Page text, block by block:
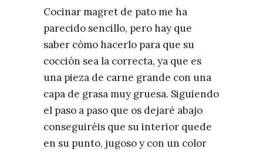
Cocinar magret de pato me ha
parecido sencillo, pero hay que
saber cómo hacerlo para que su
cocción sea la correcta, ya que es
una pieza de carne grande con una
capa de grasa muy gruesa. Siguiendo
el paso a paso que os dejaré abajo
conseguiréis que su interior quede
en su punto, jugoso y con un color